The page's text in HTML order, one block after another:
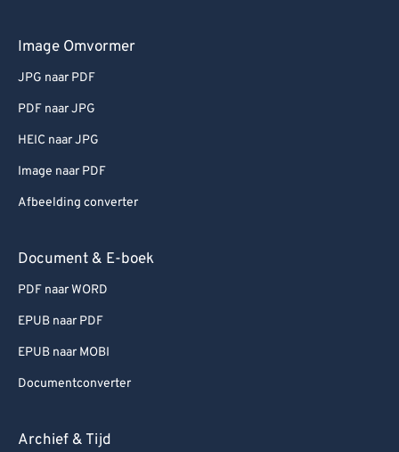
Image Omvormer
JPG naar PDF
PDF naar JPG
HEIC naar JPG
Image naar PDF
Afbeelding converter
Document & E-boek
PDF naar WORD
EPUB naar PDF
EPUB naar MOBI
Documentconverter
Archief & Tijd